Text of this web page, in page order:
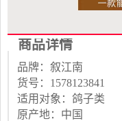
商品详情
品牌：叙江南
货号：1578123841
适用对象：鸽子类
原产地：中国